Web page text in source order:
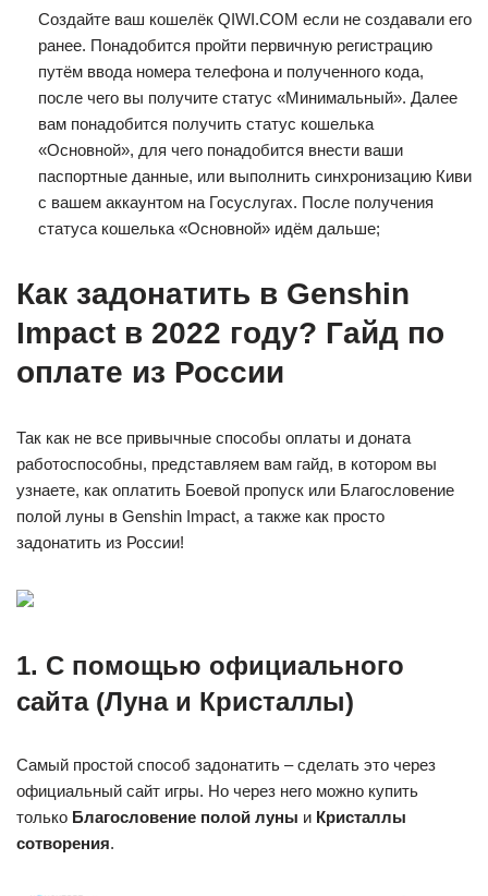
Создайте ваш кошелёк QIWI.COM если не создавали его
ранее. Понадобится пройти первичную регистрацию
путём ввода номера телефона и полученного кода,
после чего вы получите статус «Минимальный». Далее
вам понадобится получить статус кошелька
«Основной», для чего понадобится внести ваши
паспортные данные, или выполнить синхронизацию Киви
с вашем аккаунтом на Госуслугах. После получения
статуса кошелька «Основной» идём дальше;
Как задонатить в Genshin
Impact в 2022 году? Гайд по
оплате из России
Так как не все привычные способы оплаты и доната
работоспособны, представляем вам гайд, в котором вы
узнаете, как оплатить Боевой пропуск или Благословение
полой луны в Genshin Impact, а также как просто
задонатить из России!
1. С помощью официального
сайта (Луна и Кристаллы)
Самый простой способ задонатить – сделать это через
официальный сайт игры. Но через него можно купить
только Благословение полой луны и Кристаллы
сотворения.